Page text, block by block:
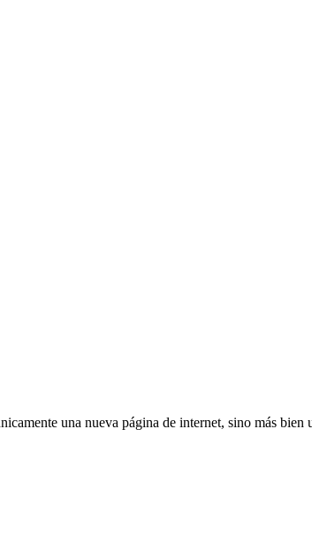
una nueva página de internet, sino más bien